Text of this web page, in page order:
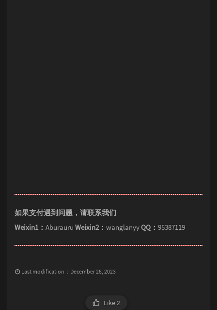
如果支付遇到问题，请联系我们
Weixin1： Aburauru Weixin2： wanglanyyQQ： 95387119
Last modification：December 28, 2023
Like2